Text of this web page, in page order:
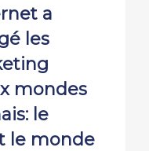
a
les
mondes
le
le monde